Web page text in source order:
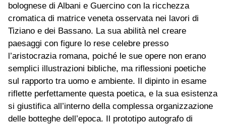
bolognese di Albani e Guercino con la ricchezza
cromatica di matrice veneta osservata nei lavori di
Tiziano e dei Bassano. La sua abilità nel creare
paesaggi con figure lo rese celebre presso
l’aristocrazia romana, poiché le sue opere non erano
semplici illustrazioni bibliche, ma riflessioni poetiche
sul rapporto tra uomo e ambiente. Il dipinto in esame
riflette perfettamente questa poetica, e la sua esistenza
si giustifica all’interno della complessa organizzazione
delle botteghe dell’epoca. Il prototipo autografo di